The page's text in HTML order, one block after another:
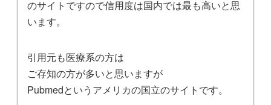
のサイトですので信用度は国内では最も高いと思
います。
引用元も医療系の方は
ご存知の方が多いと思いますが
Pubmedというアメリカの国立のサイトです。